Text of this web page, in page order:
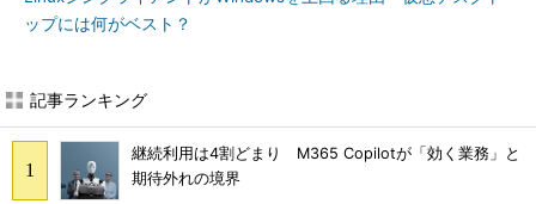
ップには何がベスト？
記事ランキング
継続利用は4割どまり M365 Copilotが「効く業務」と
期待外れの境界